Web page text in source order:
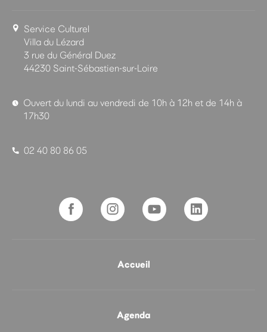
Service Culturel
Villa du Lézard
3 rue du Général Duez
44230 Saint-Sébastien-sur-Loire
Ouvert du lundi au vendredi de 10h à 12h et de 14h à
17h30
02 40 80 86 05
Accueil
Agenda